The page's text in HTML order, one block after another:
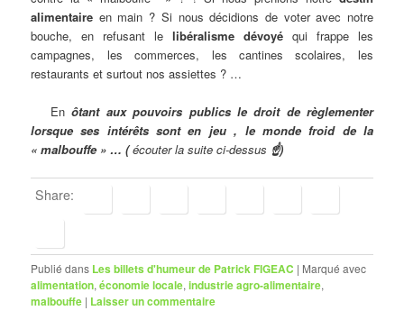
alimentaire en main ? Si nous décidions de voter avec notre
bouche, en refusant le libéralisme dévoyé qui frappe les
campagnes, les commerces, les cantines scolaires, les
restaurants et surtout nos assiettes ? …
Enôtant aux pouvoirs publics le droit de règlementer
lorsque ses intérêts sont en jeu , le monde froid de la
« malbouffe » … (écouter la suite ci-dessus ☝)
Share:
Publié dans Les billets d'humeur de Patrick FIGEAC | Marqué avec
alimentation,économie locale,industrie agro-alimentaire,
malbouffe | Laisser un commentaire